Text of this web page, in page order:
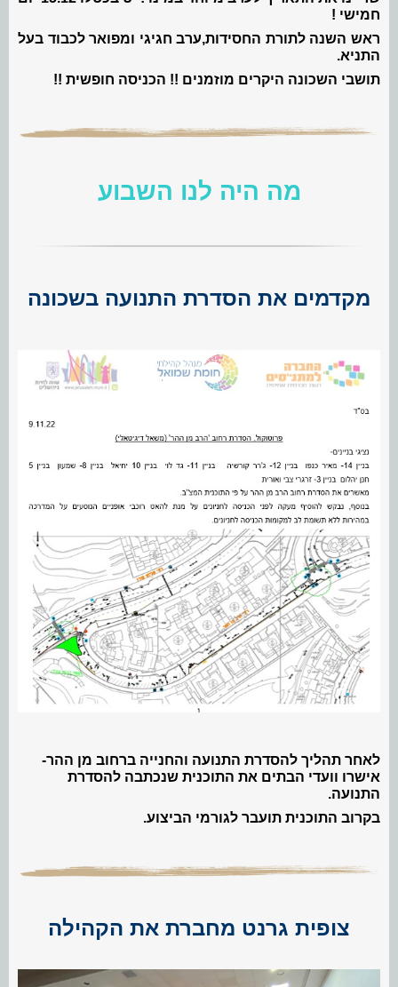
חמישי !
ראש השנה לתורת החסידות,ערב חגיגי ומפואר לכבוד בעל
התניא.
תושבי השכונה היקרים מוזמנים !! הכניסה חופשית !!
מה היה לנו השבוע
מקדמים את הסדרת התנועה בשכונה
לאחר תהליך להסדרת התנועה והחנייה ברחוב מן ההר-
אישרו וועדי הבתים את התוכנית שנכתבה להסדרת
התנועה.
בקרוב התוכנית תועבר לגורמי הביצוע.
צופית גרנט מחברת את הקהילה